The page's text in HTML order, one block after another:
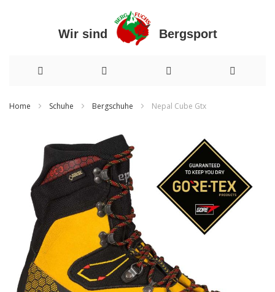
Wir sind Bergsport
Home Schuhe Bergschuhe Nepal Cube Gtx
Bildergalerie
springen